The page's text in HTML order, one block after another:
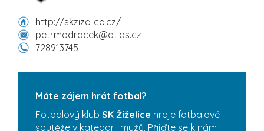
http://skzizelice.cz/
petrmodracek@atlas.cz
728913745
Máte zájem hrát fotbal?
Fotbalový klub SK Žiželice hraje fotbalové
soutěže v kategorii mužů. Přijďte se k nám